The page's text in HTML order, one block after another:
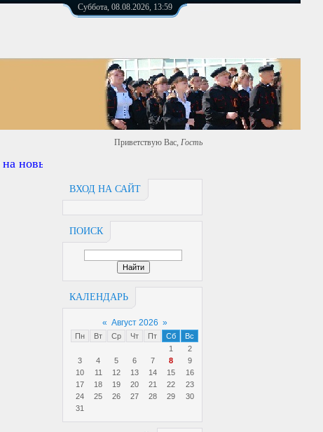
Суббота, 08.08.2026, 13:59
Приветствую Вас, Гость
новый ардерс https://сош4.рф
ВХОД НА САЙТ
ПОИСК
КАЛЕНДАРЬ
« Август 2026 »
Пн Вт Ср Чт Пт Сб
Вс
1
2
3
4 5 6 7 8
9
10
11 12 13 14 15
16
17
18 19 20 21 22
23
24
25 26 27 28 29
30
31